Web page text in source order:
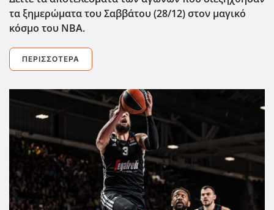
τα ξημερώματα του Σαββάτου (28/12) στον μαγικό
κόσμο του ΝΒΑ.
ΠΕΡΙΣΣΌΤΕΡΑ